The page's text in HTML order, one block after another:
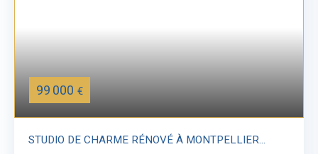
99 000 €
STUDIO DE CHARME RÉNOVÉ À MONTPELLIER